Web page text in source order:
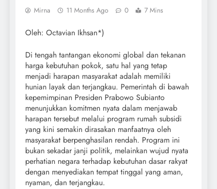
Mirna 11 Months Ago 0 7 Mins
Oleh: Octavian Ikhsan*)
Di tengah tantangan ekonomi global dan tekanan
harga kebutuhan pokok, satu hal yang tetap
menjadi harapan masyarakat adalah memiliki
hunian layak dan terjangkau. Pemerintah di bawah
kepemimpinan Presiden Prabowo Subianto
menunjukkan komitmen nyata dalam menjawab
harapan tersebut melalui program rumah subsidi
yang kini semakin dirasakan manfaatnya oleh
masyarakat berpenghasilan rendah. Program ini
bukan sekadar janji politik, melainkan wujud nyata
perhatian negara terhadap kebutuhan dasar rakyat
dengan menyediakan tempat tinggal yang aman,
nyaman, dan terjangkau.